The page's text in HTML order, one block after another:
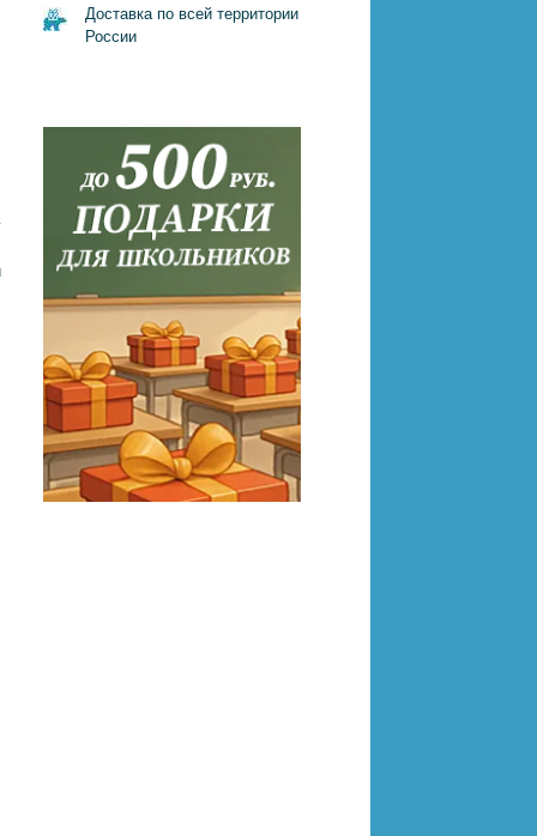
Доставка по всей территории
России